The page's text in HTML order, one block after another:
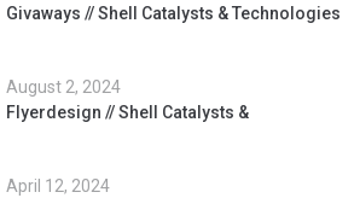
Givaways // Shell Catalysts & Technologies
August 2, 2024
Flyerdesign // Shell Catalysts &
April 12, 2024